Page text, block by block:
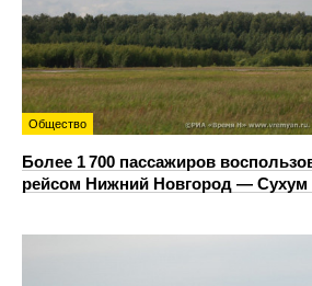
Общество
Более 1 700 пассажиров
рейсом Нижний Новгород — Сухум